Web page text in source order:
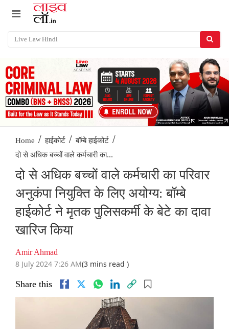
Home / हाईकोर्ट / बॉम्बे हाईकोर्ट /
दो से अधिक बच्चों वाले कर्मचारी का...
दो से अधिक बच्चों वाले कर्मचारी का परिवार
अनुकंपा नियुक्ति के लिए अयोग्य: बॉम्बे
हाईकोर्ट ने मृतक पुलिसकर्मी के बेटे का दावा
खारिज किया
Amir Ahmad
8 July 2024 7:26 AM(3 mins read )
Share this